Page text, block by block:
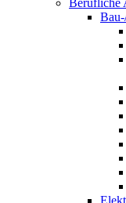
Berufliche